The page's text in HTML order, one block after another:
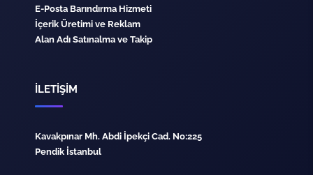
E-Posta Barındırma Hizmeti
İçerik Üretimi ve Reklam
Alan Adı Satınalma ve Takip
İLETİŞİM
Kavakpınar Mh. Abdi İpekçi Cad. No:225
Pendik İstanbul